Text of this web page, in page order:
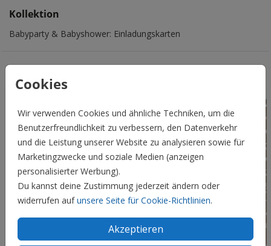
Cookies
Wir verwenden Cookies und ähnliche Techniken, um die
Benutzerfreundlichkeit zu verbessern, den Datenverkehr
und die Leistung unserer Website zu analysieren sowie für
Marketingzwecke und soziale Medien (anzeigen
personalisierter Werbung).
Du kannst deine Zustimmung jederzeit ändern oder
widerrufen aufunsere Seite für Cookie-Richtlinien.
Akzeptieren
Kollektion
Babyparty & Babyshower: Einladungskarten